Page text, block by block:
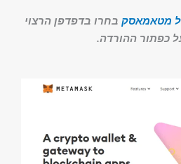
מטאמאסק בחרו בדפדפן הרצוי
כפתור ההורדה.